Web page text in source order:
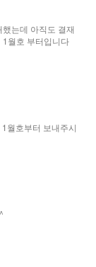
는데 아직도 결재
월호 부터입니다
월호부터 보내주시